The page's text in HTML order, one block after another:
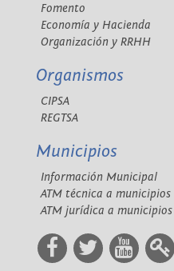
Fomento
Economía y Hacienda
Organización y RRHH
Organismos
CIPSA
REGTSA
Municipios
Información Municipal
ATM técnica a municipios
ATM jurídica a municipios